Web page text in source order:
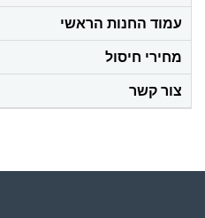
עמוד החנות הראשי
מחירי חיסול
צור קשר